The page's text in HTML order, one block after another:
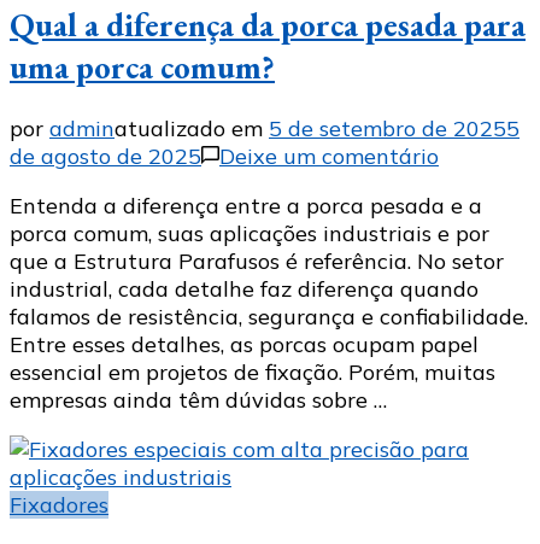
Qual a diferença da porca pesada para
uma porca comum?
por adminatualizado em 5 de setembro de 20255
de agosto de 2025
Deixe um comentárioem
a
diferença
da
porca
pesada
para
uma
Entenda a diferença entre a porca pesada e a
porca comum, suas aplicações industriais e por
que a Estrutura Parafusos é referência. No setor
industrial, cada detalhe faz diferença quando
falamos de resistência, segurança e confiabilidade.
Entre esses detalhes, as porcas ocupam papel
essencial em projetos de fixação. Porém, muitas
empresas ainda têm dúvidas sobre …
Fixadores